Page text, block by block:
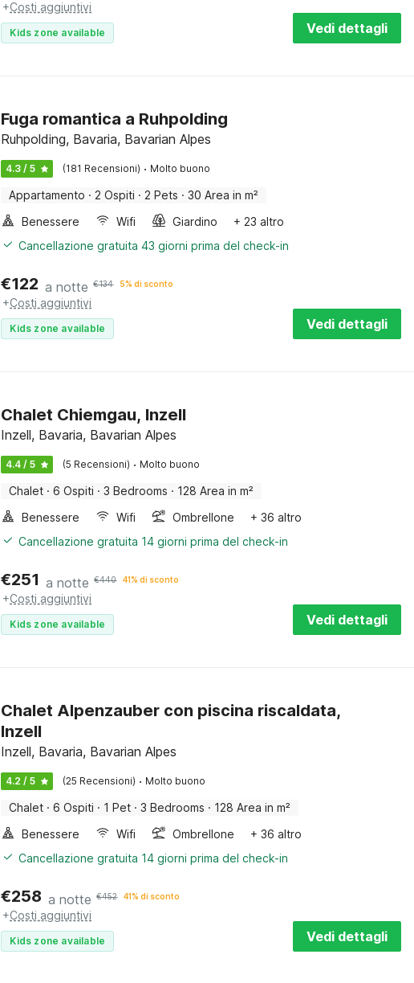
+Costi aggiuntivi
Kids zone available Vedi dettagli
Fuga romantica a Ruhpolding
Ruhpolding, Bavaria, Bavarian Alpes
4.3 / 5 (181 Recensioni) · Molto buono
Appartamento · 2 Ospiti · 2 Pets · 30 Area in m²
Benessere
Wifi Giardino
+ 23 altro
Cancellazione gratuita 43 giorni prima del check-in
€122 a notte €134 5% di sconto
+Costi aggiuntivi
Kids zone available Vedi dettagli
Chalet Chiemgau, Inzell
Inzell, Bavaria, Bavarian Alpes
4.4 / 5 (5 Recensioni) · Molto buono
Chalet · 6 Ospiti · 3 Bedrooms · 128 Area in m²
Benessere
Wifi Ombrellone
+ 36 altro
Cancellazione gratuita 14 giorni prima del check-in
€251 a notte €440 41% di sconto
+Costi aggiuntivi
Kids zone available Vedi dettagli
Chalet Alpenzauber con piscina riscaldata,
Inzell
Inzell, Bavaria, Bavarian Alpes
4.2 / 5 (25 Recensioni) · Molto buono
Chalet · 6 Ospiti · 1 Pet · 3 Bedrooms · 128 Area in m²
Benessere
Wifi Ombrellone
+ 36 altro
Cancellazione gratuita 14 giorni prima del check-in
€258 a notte €452 41% di sconto
+Costi aggiuntivi
Kids zone available Vedi dettagli